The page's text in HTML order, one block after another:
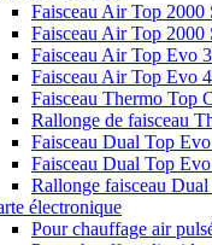
Faisceau Air Top 2000
Faisceau Air Top 2000
Faisceau Air Top Evo
Faisceau Air Top Evo
Faisceau Thermo Top
Rallonge de faisceau
Faisceau Dual Top
Faisceau Dual Top
Rallonge faisceau
électronique
Pour chauffage air